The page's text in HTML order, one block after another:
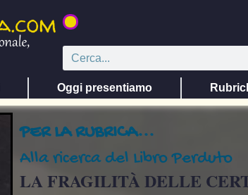
Oggi presentiamo
PER LA RUBRICA...
Alla ricerca del Libro Perduto
LA FRAGILITÀ DELLE